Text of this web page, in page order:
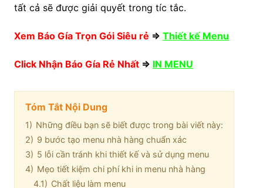
tất cả sẽ được giải quyết trong tíc tắc.
Xem Báo Gía Trọn Gói Siêu rẻ => Thiết kế Menu
Click Nhận Báo Gía Rẻ Nhất=> IN MENU
Tóm Tắt Nội Dung
1) Những điều bạn sẽ biết được trong bài viết này:
2) 9 bước tạo menu nhà hàng chuẩn xác
3) 5 lỗi cần tránh khi thiết kế và sử dụng menu
4) Mẹo tiết kiệm chi phí khi in menu nhà hàng
4.1) Chất liệu làm menu